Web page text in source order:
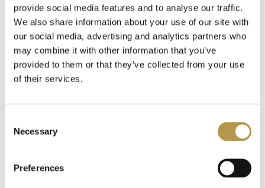
provide social media features and to analyse our traffic.
We also share information about your use of our site with
our social media, advertising and analytics partners who
may combine it with other information that you’ve
provided to them or that they’ve collected from your use
of their services.
Selection
Necessary
Preferences
OPINIE 4